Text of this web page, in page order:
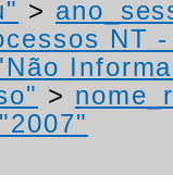
>
NT
>